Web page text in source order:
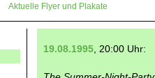
Aktuelle Flyer und Plakate
19.08.1995, 20:00 Uhr: